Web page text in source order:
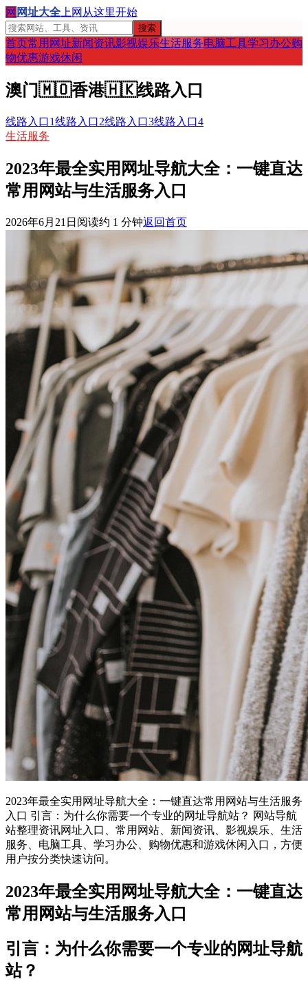
网 网址大全 上网从这里开始
搜索
首页常用网址新闻资讯影视娱乐生活服务电脑工具学习办公购
物优惠游戏休闲
澳门🇲🇴香港🇭🇰线路入口
线路入口1线路入口2线路入口3线路入口4
生活服务
2023年最全实用网址导航大全：一键直达
常用网站与生活服务入口
2026年6月21日 阅读约 1 分钟返回首页
2023年最全实用网址导航大全：一键直达常用网站与生活服务
入口 引言：为什么你需要一个专业的网址导航站？ 网站导航
站整理资讯网址入口、常用网站、新闻资讯、影视娱乐、生活
服务、电脑工具、学习办公、购物优惠和游戏休闲入口，方便
用户按分类快速访问。
2023年最全实用网址导航大全：一键直达
常用网站与生活服务入口
引言：为什么你需要一个专业的网址导航
站？